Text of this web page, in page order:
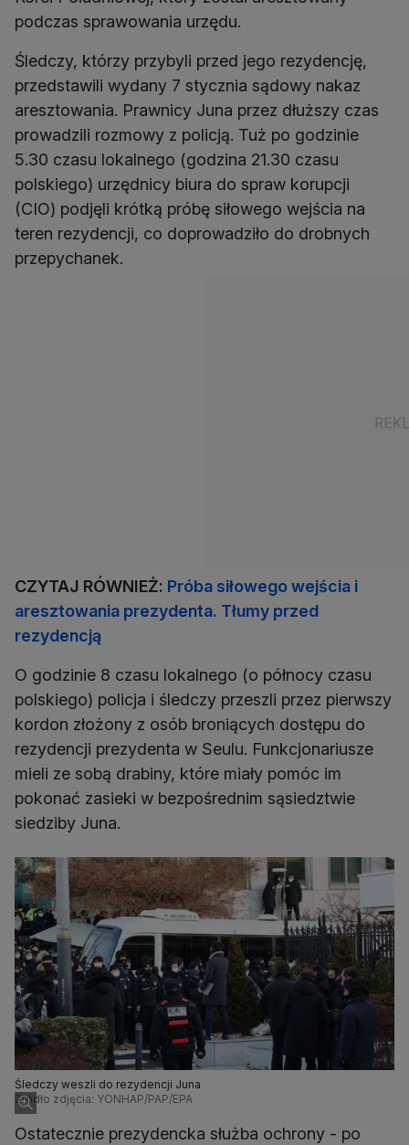
podczas sprawowania urzędu.
Śledczy, którzy przybyli przed jego rezydencję,
przedstawili wydany 7 stycznia sądowy nakaz
aresztowania. Prawnicy Juna przez dłuższy czas
prowadzili rozmowy z policją. Tuż po godzinie
5.30 czasu lokalnego (godzina 21.30 czasu
polskiego) urzędnicy biura do spraw korupcji
(CIO) podjęli krótką próbę siłowego wejścia na
teren rezydencji, co doprowadziło do drobnych
przepychanek.
CZYTAJ RÓWNIEŻ: Próba siłowego wejścia i
aresztowania prezydenta. Tłumy przed
rezydencją
O godzinie 8 czasu lokalnego (o północy czasu
polskiego) policja i śledczy przeszli przez pierwszy
kordon złożony z osób broniących dostępu do
rezydencji prezydenta w Seulu. Funkcjonariusze
mieli ze sobą drabiny, które miały pomóc im
pokonać zasieki w bezpośrednim sąsiedztwie
siedziby Juna.
Śledczy weszli do rezydencji Juna
Źródło zdjęcia: YONHAP/PAP/EPA
Ostatecznie prezydencka służba ochrony - po